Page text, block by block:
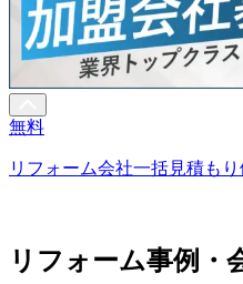
無料
リフォーム会社一括見積も
リフォーム事例・